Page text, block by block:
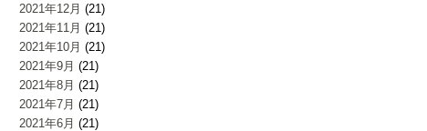
2021年12月 (21)
2021年11月 (21)
2021年10月 (21)
2021年9月 (21)
2021年8月 (21)
2021年7月 (21)
2021年6月 (21)